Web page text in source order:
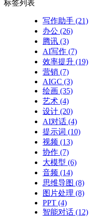
标签列表
写作助手 (21)
办公 (26)
腾讯 (3)
AI写作 (7)
效率提升 (19)
营销 (7)
AIGC (3)
绘画 (35)
艺术 (4)
设计 (20)
AI对话 (4)
提示词 (10)
视频 (13)
协作 (7)
大模型 (6)
音频 (14)
思维导图 (8)
图片处理 (8)
PPT (4)
智能对话 (12)